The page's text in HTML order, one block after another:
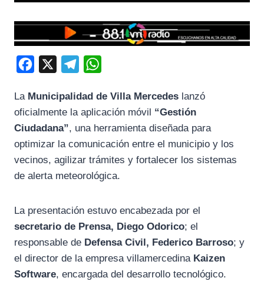
c
e
b
o
l
e
g
a
t
s
p
La Municipalidad de Villa Mercedes lanzó
oficialmente la aplicación móvil “Gestión
Ciudadana”, una herramienta diseñada para
optimizar la comunicación entre el municipio y los
vecinos, agilizar trámites y fortalecer los sistemas
de alerta meteorológica.
La presentación estuvo encabezada por el
secretario de Prensa, Diego Odorico; el
responsable de Defensa Civil, Federico Barroso; y
el director de la empresa villamercedina Kaizen
Software, encargada del desarrollo tecnológico.